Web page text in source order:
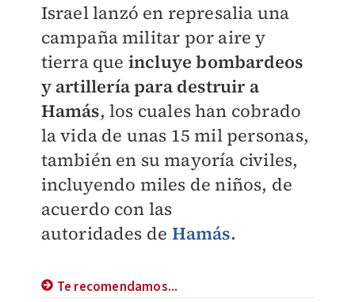
Israel lanzó en represalia una
campaña militar por aire y
tierra que incluye bombardeos
y artillería para destruir a
Hamás, los cuales han cobrado
la vida de unas 15 mil personas,
también en su mayoría civiles,
incluyendo miles de niños, de
acuerdo con las
autoridades de Hamás.
Te recomendamos...